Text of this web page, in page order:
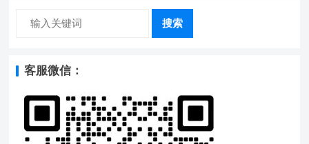
搜索
客服微信：